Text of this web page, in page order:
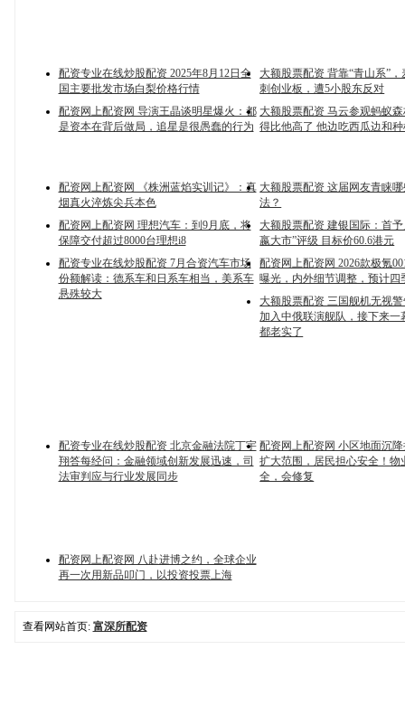
配资专业在线炒股配资 2025年8月12日全
国主要批发市场白梨价格行情
大额股票配资 背靠“青山系”
刺创业板，遭5小股东反对
配资网上配资网 导演王晶谈明星爆火：都
是资本在背后做局，追星是很愚蠢的行为
大额股票配资 马云参观蚂蚁
得比他高了 他边吃西瓜边和
配资网上配资网 《株洲蓝焰实训记》：真
烟真火淬炼尖兵本色
大额股票配资 这届网友青睐
法？
配资网上配资网 理想汽车：到9月底，将
保障交付超过8000台理想i8
大额股票配资 建银国际：首
嬴大市”评级 目标价60.6港元
配资专业在线炒股配资 7月合资汽车市场
份额解读：德系车和日系车相当，美系车
悬殊较大
配资网上配资网 2026款极氪
曝光，内外细节调整，预计四
大额股票配资 三国舰机无视
加入中俄联演舰队，接下来一
都老实了
配资专业在线炒股配资 北京金融法院丁宇
翔答每经问：金融领域创新发展迅速，司
法审判应与行业发展同步
配资网上配资网 小区地面沉
扩大范围，居民担心安全！物
全，会修复
配资网上配资网 八赴进博之约，全球企业
再一次用新品叩门，以投资投票上海
查看网站首页: 富深所配资